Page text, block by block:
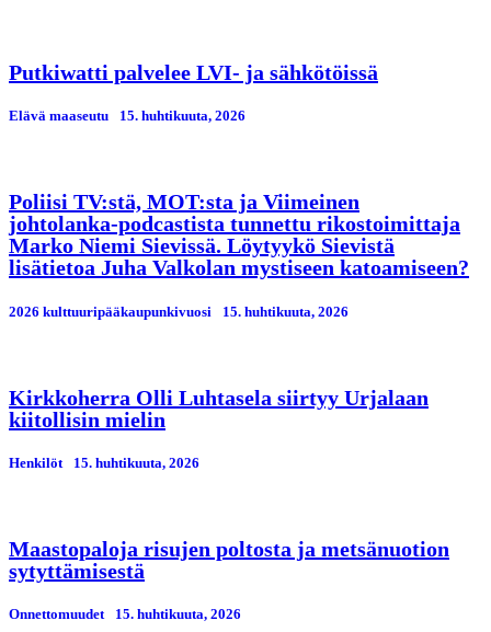
Putkiwatti palvelee LVI- ja sähkötöissä
Elävä maaseutu 15. huhtikuuta, 2026
Poliisi TV:stä, MOT:sta ja Viimeinen
johtolanka-podcastista tunnettu rikostoimittaja
Marko Niemi Sievissä. Löytyykö Sievistä
lisätietoa Juha Valkolan mystiseen katoamiseen?
2026 kulttuuripääkaupunkivuosi 15. huhtikuuta, 2026
Kirkkoherra Olli Luhtasela siirtyy Urjalaan
kiitollisin mielin
Henkilöt 15. huhtikuuta, 2026
Maastopaloja risujen poltosta ja metsänuotion
sytyttämisestä
Onnettomuudet 15. huhtikuuta, 2026